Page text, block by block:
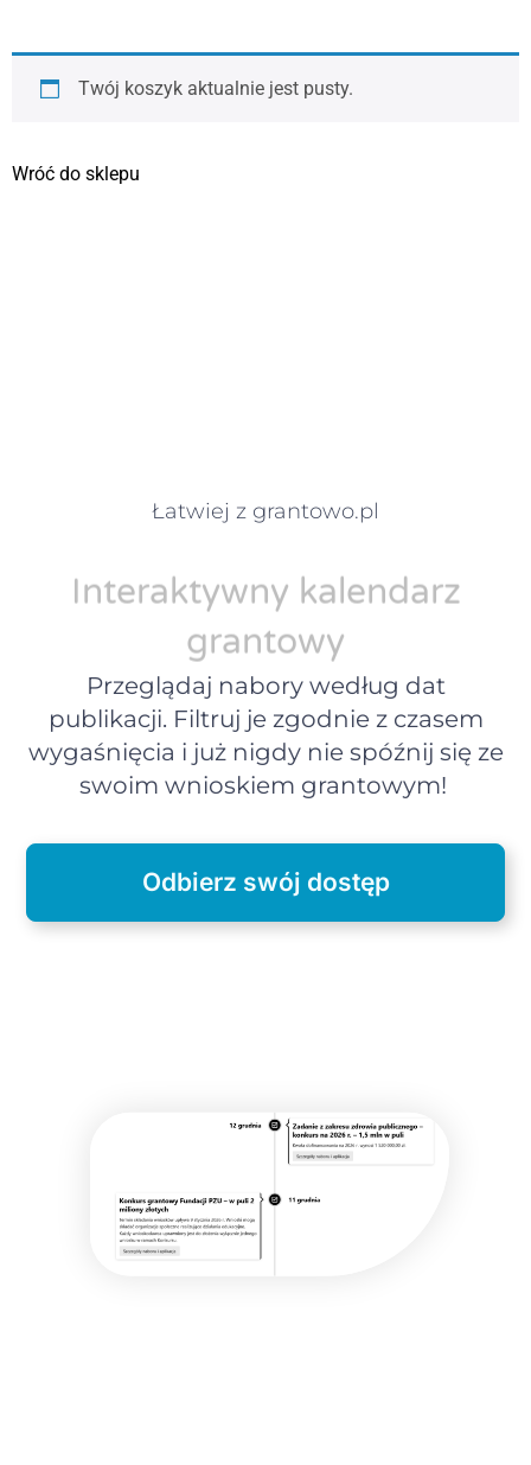
Twój koszyk aktualnie jest pusty.
Wróć do sklepu
Łatwiej z grantowo.pl
Interaktywny kalendarz
grantowy
Przeglądaj nabory według dat
publikacji. Filtruj je zgodnie z czasem
wygaśnięcia i już nigdy nie spóźnij się ze
swoim wnioskiem grantowym!
Odbierz swój dostęp